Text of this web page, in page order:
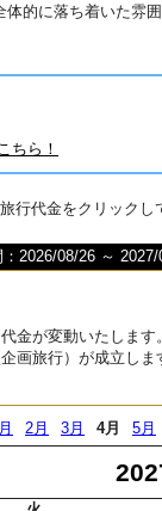
的に落ち着いた雰
ちら！
行代金をクリックし
2026/08/26 ～ 2027/
金が変動いたします。
画旅行）が成立し
2月 3月 4月 5月